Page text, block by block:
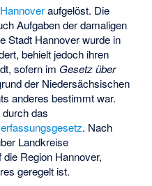
aufgelöst. Die
Aufgaben der damaligen
Stadt Hannover wurde in
behielt jedoch ihren
sofern im Gesetz über
der Niedersächsischen
anderes bestimmt war.
das
. Nach
Landkreise
Region Hannover,
geregelt ist.